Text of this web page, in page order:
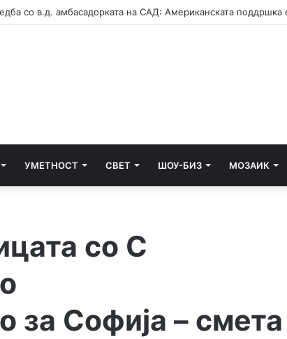
УМЕТНОСТ СВЕТ ШОУ-БИЗ МОЗАИК
со С
за Софија – смета